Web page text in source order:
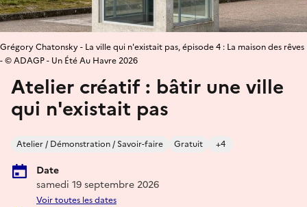
Atelier créatif : bâtir une ville
qui n'existait pas
Atelier / Démonstration / Savoir-faire Gratuit +4
Date
samedi 19 septembre 2026
Voir toutes les dates
Grégory Chatonsky - La ville qui n'existait pas, épisode 4 : La maison des rêves
- © ADAGP - Un Été Au Havre 2026